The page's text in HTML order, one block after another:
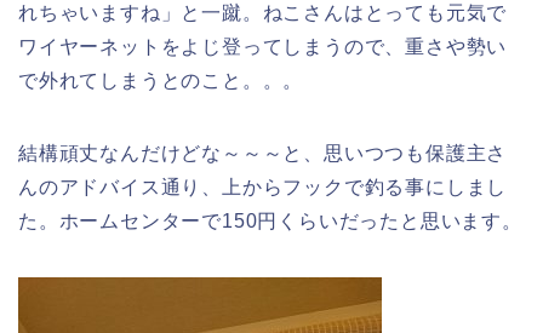
れちゃいますね」と一蹴。ねこさんはとっても元気で
ワイヤーネットをよじ登ってしまうので、重さや勢い
で外れてしまうとのこと。。。
結構頑丈なんだけどな～～～と、思いつつも保護主さ
んのアドバイス通り、上からフックで釣る事にしまし
た。ホームセンターで150円くらいだったと思います。